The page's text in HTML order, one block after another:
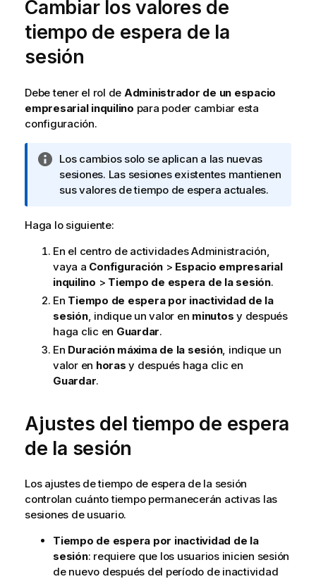
Cambiar los valores de
tiempo de espera de la
sesión
Debe tener el rol de Administrador de un espacio
empresarial inquilino para poder cambiar esta
configuración.
N
o
t
i
f
o
r
m
a
t
a
Los cambios solo se aplican a las nuevas
sesiones. Las sesiones existentes mantienen
sus valores de tiempo de espera actuales.
Haga lo siguiente:
En el centro de actividadesAdministración
vaya a Configuración > Espacio empresarial
inquilino > Tiempo de espera de la sesión.
En Tiempo de espera por inactividad de la
sesión, indique un valor en minutos y después
haga clic en Guardar.
En Duración máxima de la sesión, indique un
valor en horas y después haga clic en
Guardar.
Ajustes del tiempo de espera
de la sesión
Los ajustes de tiempo de espera de la sesión
controlan cuánto tiempo permanecerán activas las
sesiones de usuario.
Tiempo de espera por inactividad de la
sesión: requiere que los usuarios inicien sesión
de nuevo después del período de inactividad